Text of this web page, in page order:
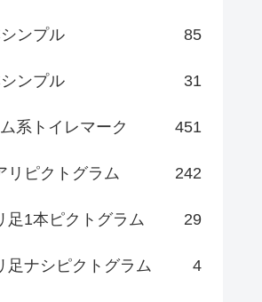
ンプル 85
ンプル 31
系トイレマーク 451
ピクトグラム 242
1本ピクトグラム 29
ナシピクトグラム 4